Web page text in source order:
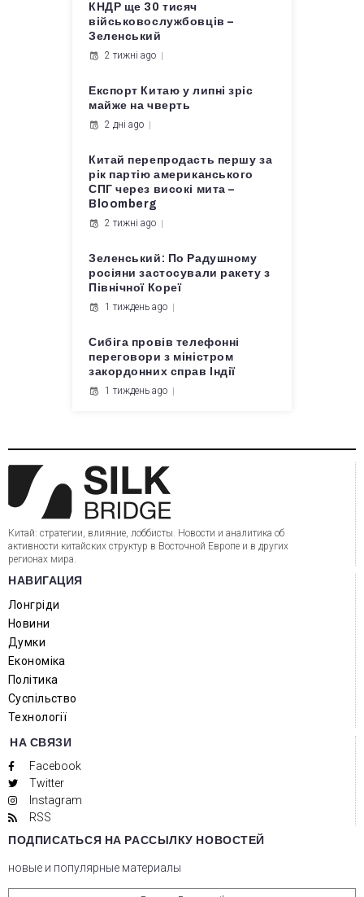
КНДР ще 30 тисяч
військовослужбовців –
Зеленський
2 тижні ago
Експорт Китаю у липні зріс
майже на чверть
2 дні ago
Китай перепродасть першу за
рік партію американського
СПГ через високі мита –
Bloomberg
2 тижні ago
Зеленський: По Радушному
росіяни застосували ракету з
Північної Кореї
1 тиждень ago
Сибіга провів телефонні
переговори з міністром
закордонних справ Індії
1 тиждень ago
Китай: стратегии, влияние, лоббисты. Новости и аналитика об
активности китайских структур в Восточной Европе и в других
регионах мира.
НАВИГАЦИЯ
Лонгріди
Новини
Думки
Економіка
Політика
Суспільство
Технології
НА СВЯЗИ
Facebook
Twitter
Instagram
RSS
ПОДПИСАТЬСЯ НА РАССЫЛКУ НОВОСТЕЙ
новые и популярные материалы